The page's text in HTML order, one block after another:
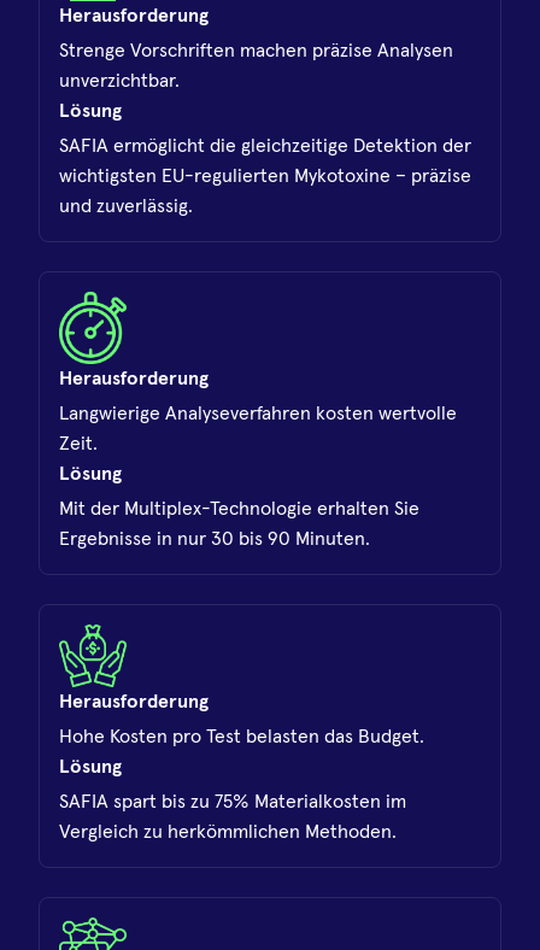
Herausforderung
Strenge Vorschriften machen präzise Analysen
unverzichtbar.
Lösung
SAFIA ermöglicht die gleichzeitige Detektion der
wichtigsten EU-regulierten Mykotoxine – präzise
und zuverlässig.
Herausforderung
Langwierige Analyseverfahren kosten wertvolle
Zeit.
Lösung
Mit der Multiplex-Technologie erhalten Sie
Ergebnisse in nur 30 bis 90 Minuten.
Herausforderung
Hohe Kosten pro Test belasten das Budget.
Lösung
SAFIA spart bis zu 75% Materialkosten im
Vergleich zu herkömmlichen Methoden.